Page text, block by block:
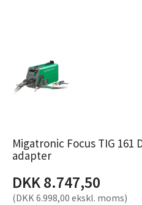
Migatronic Focus TIG 161
adapter
DKK 8.747,50
(DKK 6.998,00 ekskl. moms)